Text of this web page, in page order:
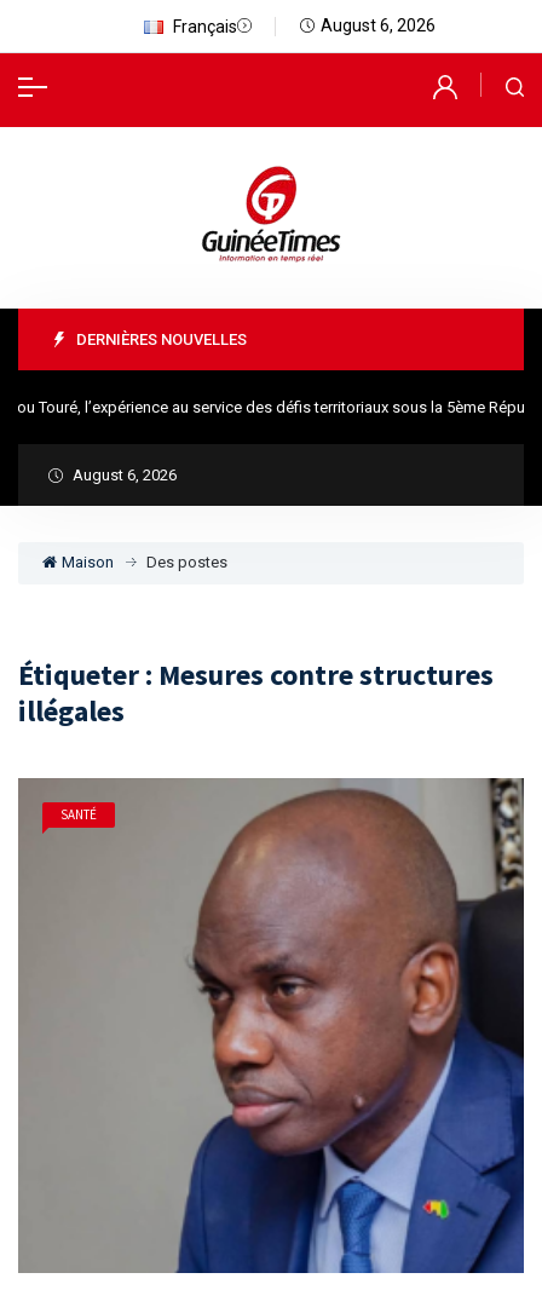
Français August 6, 2026
DERNIÈRES NOUVELLES
Touré, l’expérience au service des défis territoriaux sous la 5ème
August 6, 2026
Maison Des postes
Étiqueter : Mesures contre structures
illégales
SANTÉ